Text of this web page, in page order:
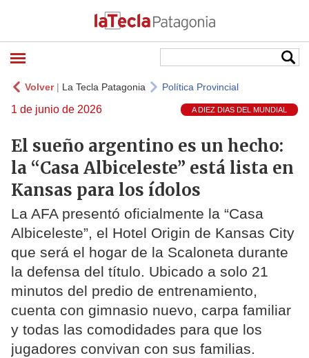
Volver| La Tecla Patagonia Política Provincial
1 de junio de 2026 A DIEZ DIAS DEL MUNDIAL
El sueño argentino es un hecho:
la “Casa Albiceleste” está lista en
Kansas para los ídolos
La AFA presentó oficialmente la “Casa
Albiceleste”, el Hotel Origin de Kansas City
que será el hogar de la Scaloneta durante
la defensa del título. Ubicado a solo 21
minutos del predio de entrenamiento,
cuenta con gimnasio nuevo, carpa familiar
y todas las comodidades para que los
jugadores convivan con sus familias.